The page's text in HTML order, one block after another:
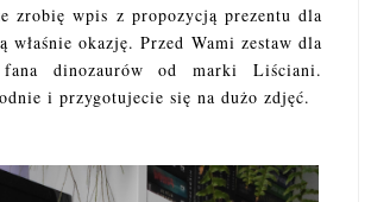
zrobię wpis z propozycją prezentu dla
właśnie okazję. Przed Wami zestaw dla
fana dinozaurów od marki Liściani.
i przygotujecie się na dużo zdjęć.